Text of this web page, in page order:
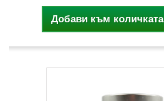
Добави към количката